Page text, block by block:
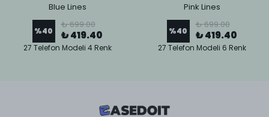
Blue Lines
%40
₺ 699.00
₺ 419.40
27 Telefon Modeli 4 Renk
Pink Lines
%40
₺ 699.00
₺ 419.40
27 Telefon Modeli 6 Renk